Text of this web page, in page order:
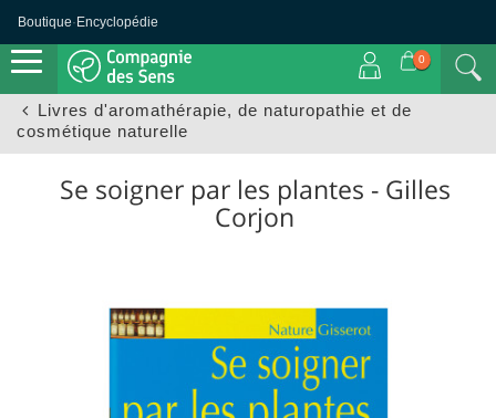
Boutique· Encyclopédie
0
Livres d'aromathérapie, de naturopathie et de
cosmétique naturelle
Se soigner par les plantes - Gilles
Corjon